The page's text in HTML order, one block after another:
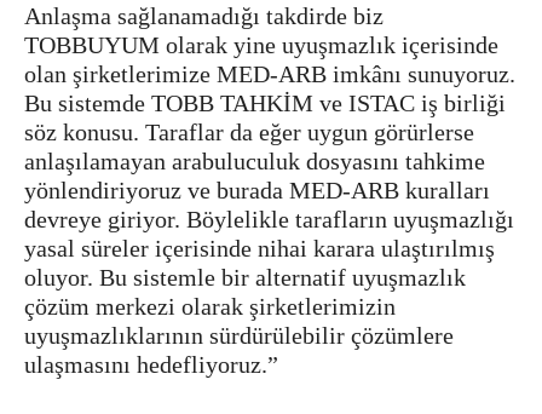
Anlaşma sağlanamadığı takdirde biz
TOBBUYUM olarak yine uyuşmazlık içerisinde
olan şirketlerimize MED-ARB imkânı sunuyoruz.
Bu sistemde TOBB TAHKİM ve ISTAC iş birliği
söz konusu. Taraflar da eğer uygun görürlerse
anlaşılamayan arabuluculuk dosyasını tahkime
yönlendiriyoruz ve burada MED-ARB kuralları
devreye giriyor. Böylelikle tarafların uyuşmazlığı
yasal süreler içerisinde nihai karara ulaştırılmış
oluyor. Bu sistemle bir alternatif uyuşmazlık
çözüm merkezi olarak şirketlerimizin
uyuşmazlıklarının sürdürülebilir çözümlere
ulaşmasını hedefliyoruz.”